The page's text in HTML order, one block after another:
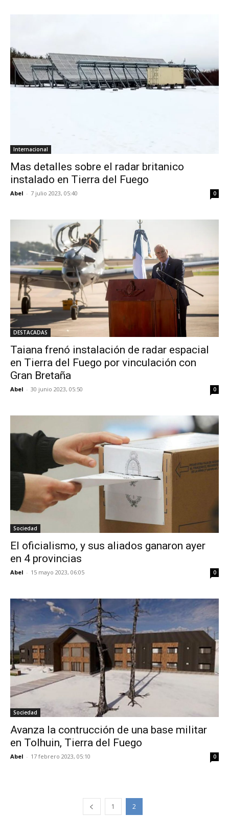
Internacional
Mas detalles sobre el radar britanico
instalado en Tierra del Fuego
Abel - 7 julio 2023, 05:40 0
DESTACADAS
Taiana frenó instalación de radar espacial
en Tierra del Fuego por vinculación con
Gran Bretaña
Abel - 30 junio 2023, 05:50 0
Sociedad
El oficialismo, y sus aliados ganaron ayer
en 4 provincias
Abel - 15 mayo 2023, 06:05 0
Sociedad
Avanza la contrucción de una base militar
en Tolhuin, Tierra del Fuego
Abel - 17 febrero 2023, 05:10 0
1 2